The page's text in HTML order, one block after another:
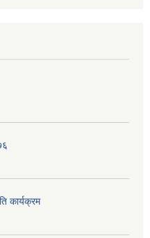
कार्यक्रम